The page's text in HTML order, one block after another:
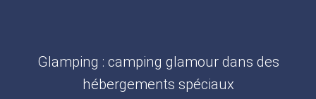
Glamping : camping glamour dans des
hébergements spéciaux